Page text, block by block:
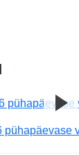
pühapäevase